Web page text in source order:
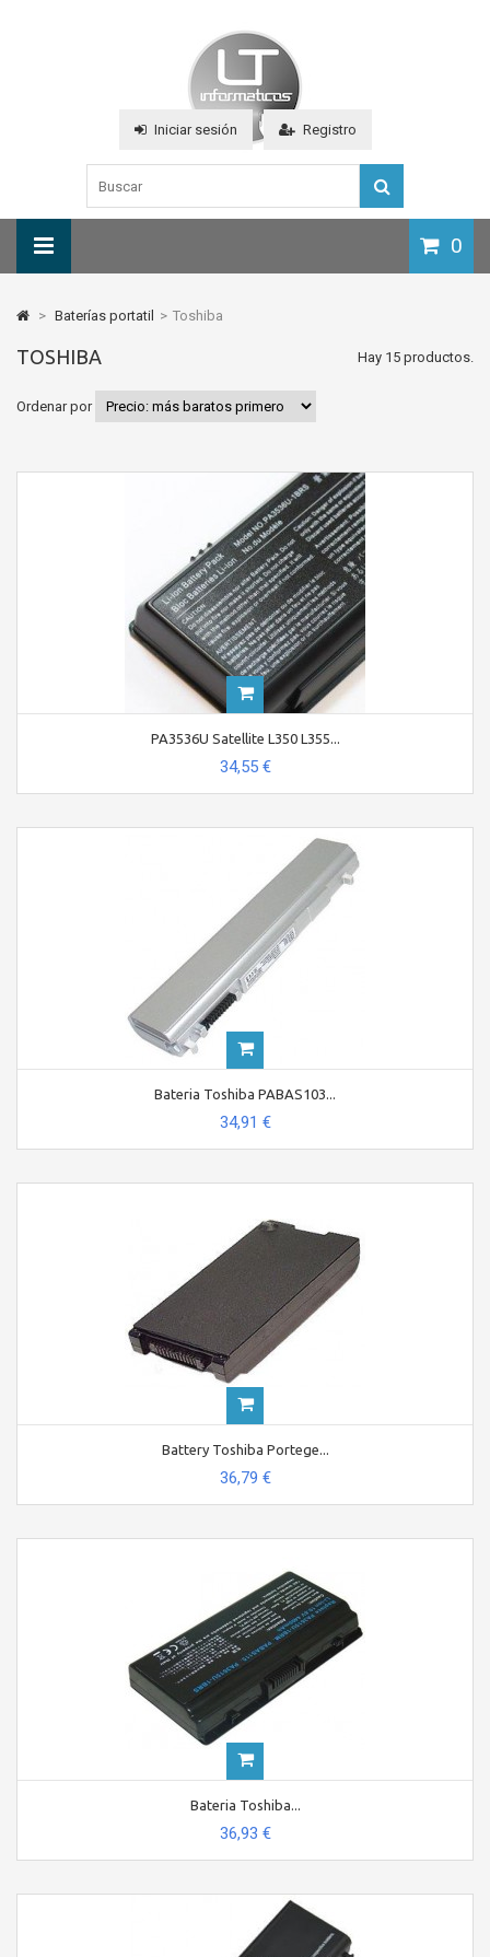
Iniciar sesión Registro
0
> Baterías portatil > Toshiba
TOSHIBA Hay 15 productos.
Ordenar por
PA3536U Satellite L350 L355...
34,55 €
Bateria Toshiba PABAS103...
34,91 €
Battery Toshiba Portege...
36,79 €
Bateria Toshiba...
36,93 €